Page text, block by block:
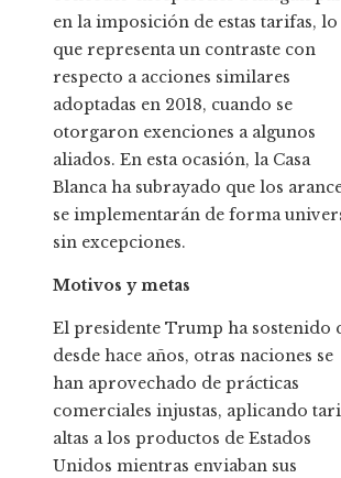
en la imposición de estas tarifas, lo
que representa un contraste con
respecto a acciones similares
adoptadas en 2018, cuando se
otorgaron exenciones a algunos
aliados. En esta ocasión, la Casa
Blanca ha subrayado que los
se implementarán de forma
sin excepciones.
Motivos y metas
El presidente Trump ha sostenido
desde hace años, otras naciones se
han aprovechado de prácticas
comerciales injustas, aplicando
altas a los productos de Estados
Unidos mientras enviaban sus